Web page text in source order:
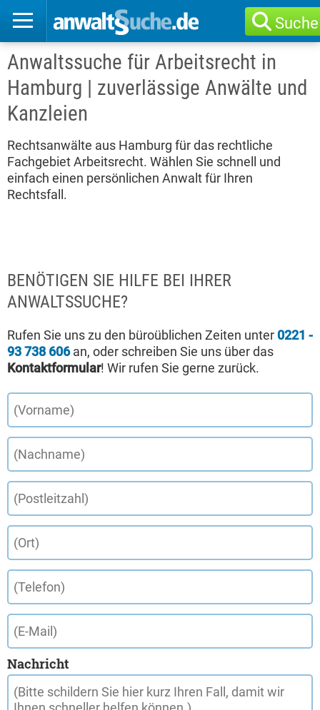
Suche
Anwaltssuche für Arbeitsrecht in
Hamburg | zuverlässige Anwälte und
Kanzleien
Rechtsanwälte aus Hamburg für das rechtliche
Fachgebiet Arbeitsrecht. Wählen Sie schnell und
einfach einen persönlichen Anwalt für Ihren
Rechtsfall.
BENÖTIGEN SIE HILFE BEI IHRER
ANWALTSSUCHE?
Rufen Sie uns zu den büroüblichen Zeiten unter 0221 -
93 738 606an, oder schreiben Sie uns über das
Kontaktformular! Wir rufen Sie gerne zurück.
Nachricht